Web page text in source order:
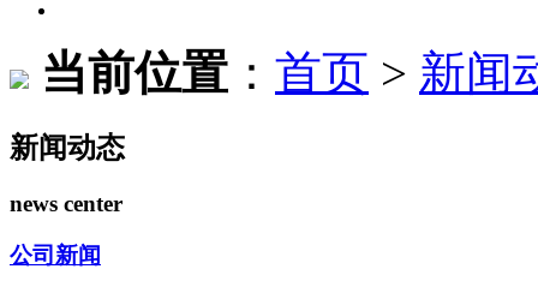
当前位置 ： 首页 > 新闻
新闻动态
news center
公司新闻